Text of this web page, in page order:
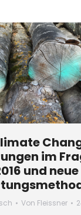
im
und neue
Von Fleissner